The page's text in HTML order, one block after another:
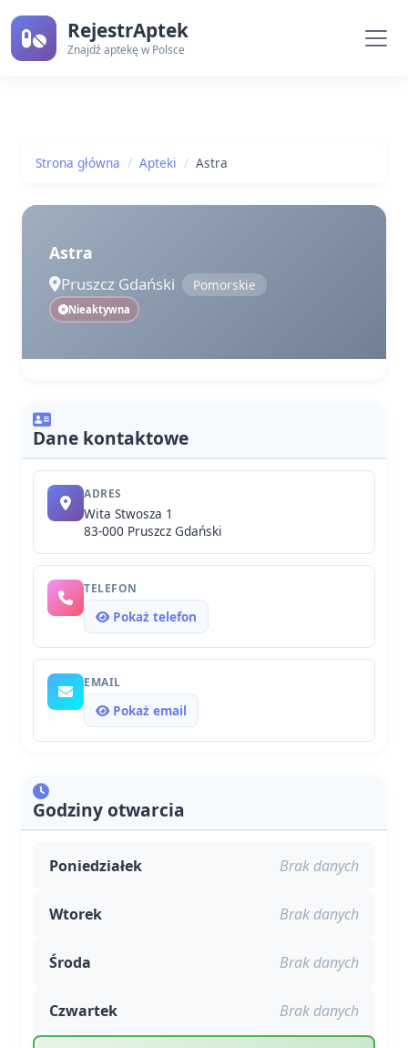
RejestrAptek
Znajdź aptekę w Polsce
Strona główna Apteki Astra
Astra
Pruszcz Gdański Pomorskie
Nieaktywna
Dane kontaktowe
ADRES
Wita Stwosza 1
83-000 Pruszcz Gdański
TELEFON
Pokaż telefon
EMAIL
Pokaż email
Godziny otwarcia
Poniedziałek Brak danych
Wtorek Brak danych
Środa Brak danych
Czwartek Brak danych